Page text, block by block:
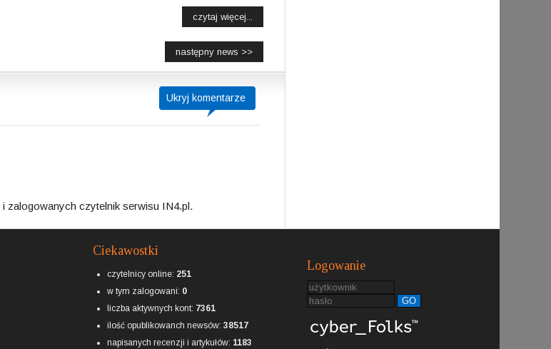
czytaj więcej...
następny news >>
Ukryj komentarze
i zalogowanych czytelnik serwisu IN4.pl.
Ciekawostki
czytelnicy online: 251
w tym zalogowani: 0
liczba aktywnych kont: 7361
ilość opublikowanch newsów: 38517
napisanych recenzji i artykułów: 1183
Logowanie
GO